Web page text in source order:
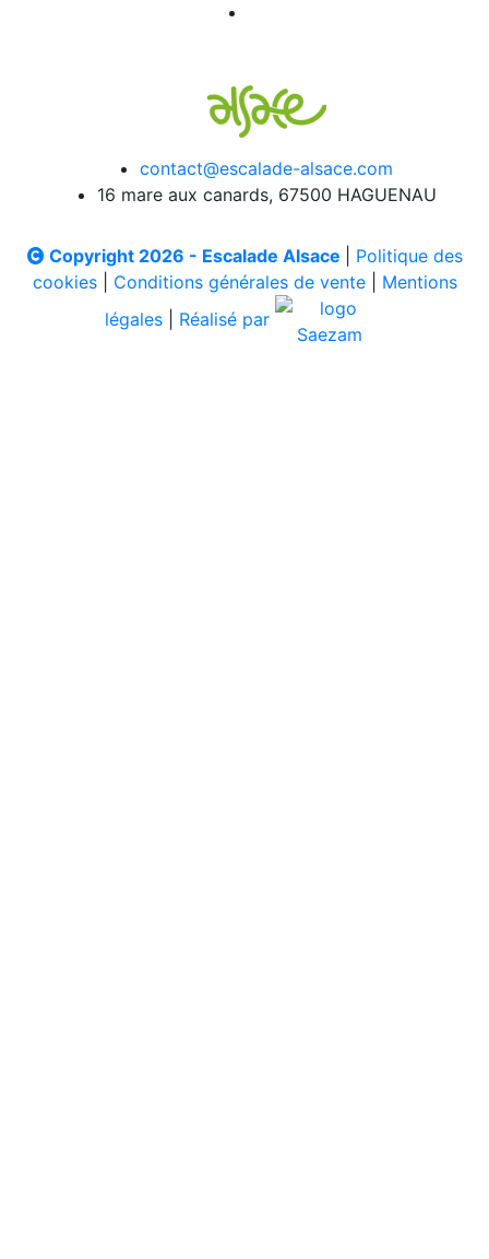
contact@escalade-alsace.com
16 mare aux canards, 67500 HAGUENAU
Copyright 2026 - Escalade Alsace
Politique des
cookies| Conditions générales de vente| Mentions
légales
Réalisé par